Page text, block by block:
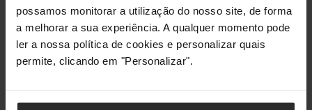
possamos monitorar a utilização do nosso site, de forma
a melhorar a sua experiência. A qualquer momento pode
ler a nossa política de cookies e personalizar quais
permite, clicando em "Personalizar".